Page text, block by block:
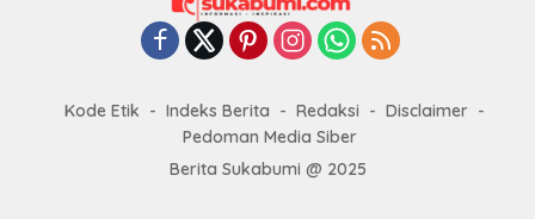
Kode Etik Indeks Berita Redaksi
Disclaimer
Pedoman Media Siber
Berita Sukabumi @ 2025